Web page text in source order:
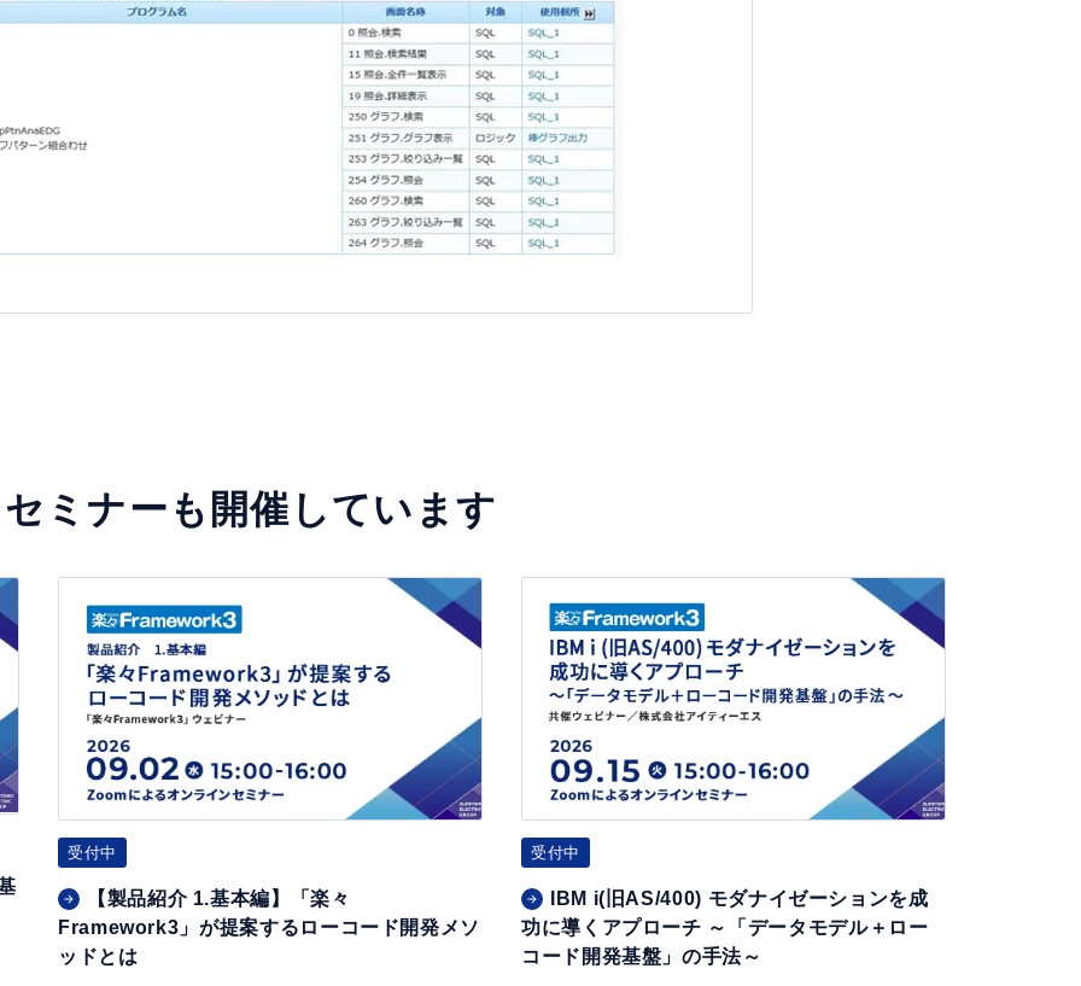
ミナーも開催しています
「楽々
F
r
a
受付中
【製品紹介 1.基本編】「楽々
Framework3」が提案するローコード開発メソ
ッドとは
0
0)
モ
ダ
受付中
IBM i(旧AS/400) モダナイゼーションを成
功に導くアプローチ ～「データモデル＋ロー
コード開発基盤」の手法～